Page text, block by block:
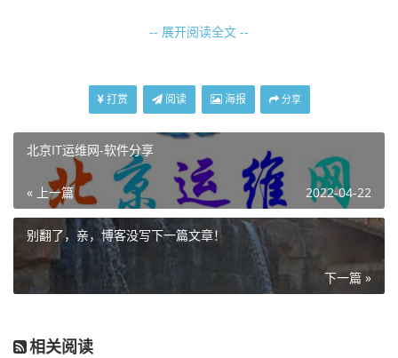
https://software.download.prss.microsoft.com/dbazure/
Windows10官方下载地址：
https://download.microsoft.com/download/b/0/5/b053c
6bc-fc07-4785-a66a-63c5aeb715a9/MediaCreationTool2
1H2.exe
https://download.microsoft.com/download/9/e/a/9eac30
6f-d134-4609-9c58-35d1638c2363/MediaCreationTool_
22H2.exe
-- 展开阅读全文 --
打赏 阅读 海报 分享
北京IT运维网-软件分享
« 上一篇 2022-04-22
别翻了，亲，博客没写下一篇文章！
下一篇 »
相关阅读